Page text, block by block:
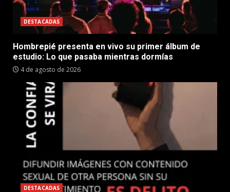
DESTACADAS
Hombrepié presenta en vivo su primer álbum de
estudio: Lo que pasaba mientras dormías
4 de agosto de 2026
DESTACADAS